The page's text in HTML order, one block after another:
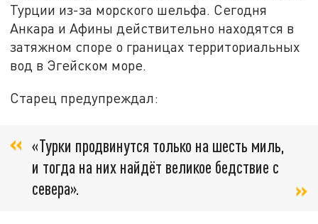
Турции из-за морского шельфа. Сегодня
Анкара и Афины действительно находятся в
затяжном споре о границах территориальных
вод в Эгейском море.
Старец предупреждал:
«Турки продвинутся только на шесть миль,
и тогда на них найдёт великое бедствие с
севера».